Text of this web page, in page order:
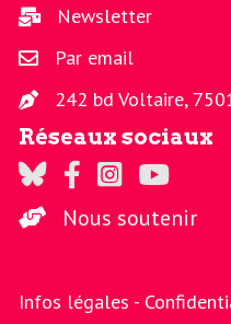
Newsletter
Par email
242 bd Voltaire,
Réseaux sociaux
Regards sur Twitter
Regards sur
Regards sur
La chaine
Nous soutenir
Infos légales -